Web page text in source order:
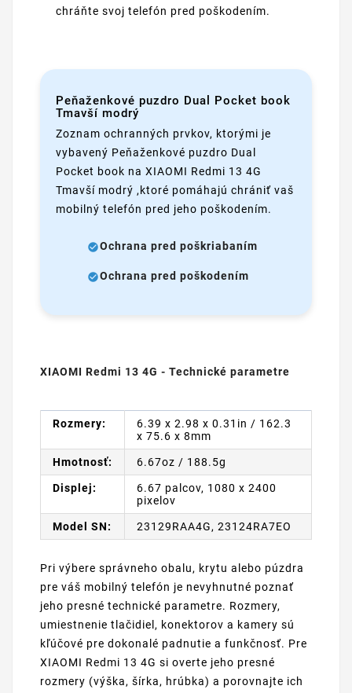
chráňte svoj telefón pred poškodením.
Peňaženkové puzdro Dual Pocket book
Tmavší modrý
Zoznam ochranných prvkov, ktorými je
vybavený Peňaženkové puzdro Dual
Pocket book na XIAOMI Redmi 13 4G
Tmavší modrý ,ktoré pomáhajú chrániť vaš
mobilný telefón pred jeho poškodením.
Ochrana pred poškriabaním
Ochrana pred poškodením
XIAOMI Redmi 13 4G - Technické parametre
Rozmery:
6.39 x 2.98 x 0.31in / 162.3
x 75.6 x 8mm
Hmotnosť: 6.67oz / 188.5g
Displej:
6.67 palcov, 1080 x 2400
pixelov
Model SN: 23129RAA4G, 23124RA7EO
Pri výbere správneho obalu, krytu alebo púzdra
pre váš mobilný telefón je nevyhnutné poznať
jeho presné technické parametre. Rozmery,
umiestnenie tlačidiel, konektorov a kamery sú
kľúčové pre dokonalé padnutie a funkčnosť. Pre
XIAOMI Redmi 13 4G si overte jeho presné
rozmery (výška, šírka, hrúbka) a porovnajte ich